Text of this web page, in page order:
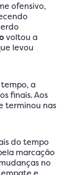
ofensivo,
voltou a
levou
a
finais. Aos
terminou nas
do tempo
marcação
no